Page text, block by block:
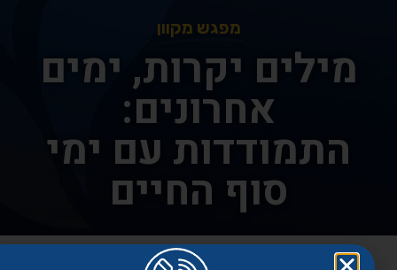
מפגש מקוון
מילים יקרות, ימים
אחרונים:
התמודדות עם ימי
סוף החיים